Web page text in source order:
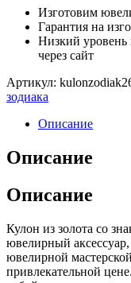
Изготовим
Гарантия на
Низкий уровень
через сайт
Артикул:
зодиака
Описание
Описание
Описание
Кулон из золота со
ювелирный
ювелирной
привлекательной